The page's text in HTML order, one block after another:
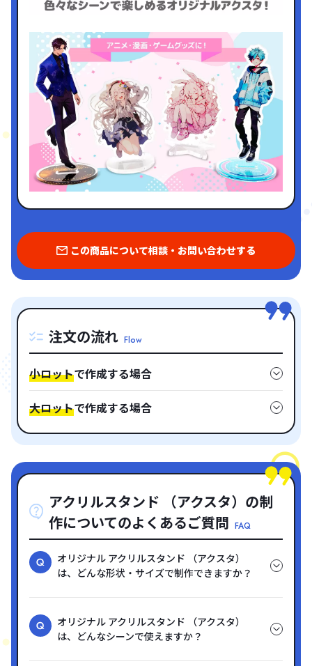
この商品について相談・お問い合わせする
注文の流れ Flow
小ロットで作成する場合
大ロットで作成する場合
アクリルスタンド （アクスタ）の制
作についてのよくあるご質問 FAQ
オリジナル アクリルスタンド （アクスタ）
は、どんな形状・サイズで制作できますか？
オリジナル アクリルスタンド （アクスタ）
は、どんなシーンで使えますか？